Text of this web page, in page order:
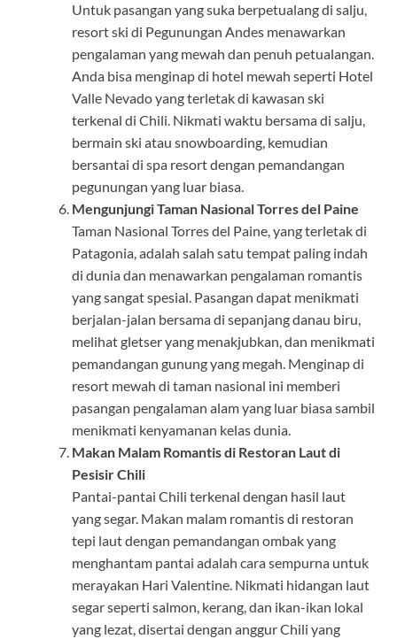
Untuk pasangan yang suka berpetualang di salju,
resort ski di Pegunungan Andes menawarkan
pengalaman yang mewah dan penuh petualangan.
Anda bisa menginap di hotel mewah seperti Hotel
Valle Nevado yang terletak di kawasan ski
terkenal di Chili. Nikmati waktu bersama di salju,
bermain ski atau snowboarding, kemudian
bersantai di spa resort dengan pemandangan
pegunungan yang luar biasa.
Mengunjungi Taman Nasional Torres del Paine
Taman Nasional Torres del Paine, yang terletak di
Patagonia, adalah salah satu tempat paling indah
di dunia dan menawarkan pengalaman romantis
yang sangat spesial. Pasangan dapat menikmati
berjalan-jalan bersama di sepanjang danau biru,
melihat gletser yang menakjubkan, dan menikmati
pemandangan gunung yang megah. Menginap di
resort mewah di taman nasional ini memberi
pasangan pengalaman alam yang luar biasa sambil
menikmati kenyamanan kelas dunia.
Makan Malam Romantis di Restoran Laut di
Pesisir Chili
Pantai-pantai Chili terkenal dengan hasil laut
yang segar. Makan malam romantis di restoran
tepi laut dengan pemandangan ombak yang
menghantam pantai adalah cara sempurna untuk
merayakan Hari Valentine. Nikmati hidangan laut
segar seperti salmon, kerang, dan ikan-ikan lokal
yang lezat, disertai dengan anggur Chili yang